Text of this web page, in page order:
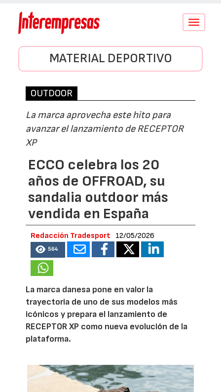
Conmutar
MATERIAL DEPORTIVO
OUTDOOR
La marca aprovecha este hito para
avanzar el lanzamiento de RECEPTOR
XP
ECCO celebra los 20
años de OFFROAD, su
sandalia outdoor más
vendida en España
Redacción Tradesport 12/05/2026
564
La marca danesa pone en valor la
trayectoria de uno de sus modelos más
icónicos y prepara el lanzamiento de
RECEPTOR XP como nueva evolución de la
plataforma.